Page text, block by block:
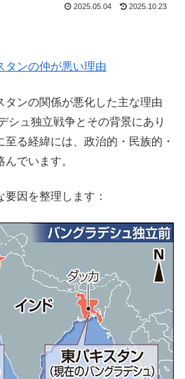
2025.05.04 2025.10.23
タンの仲が悪い理由
タンの関係が悪化した主な理由
シュ独立戦争とその背景にあり
至る経緯には、政治的・民族的・
でいます。
因を整理します：